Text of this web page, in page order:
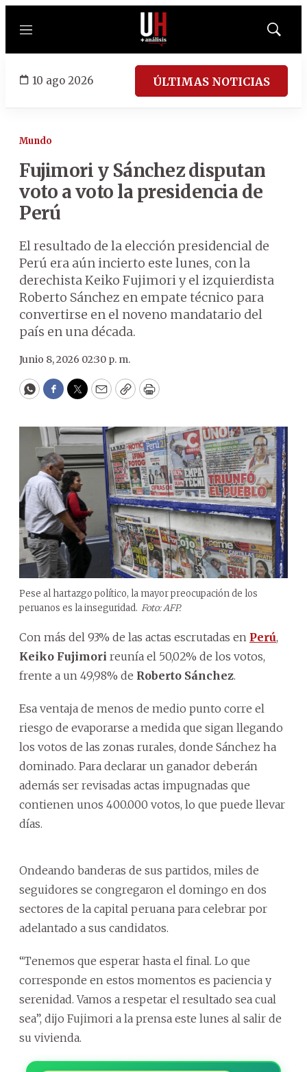
Menú
Mostrar
10 ago 2026 ÚLTIMAS NOTICIAS
Mundo
Fujimori y Sánchez disputan
voto a voto la presidencia de
Perú
El resultado de la elección presidencial de
Perú era aún incierto este lunes, con la
derechista Keiko Fujimori y el izquierdista
Roberto Sánchez en empate técnico para
convertirse en el noveno mandatario del
país en una década.
Junio 8, 2026 02:30 p. m.
WhatsApp
Facebook
Twitter
EmailCopyPrint
Pese al hartazgo político, la mayor preocupación de los
peruanos es la inseguridad. Foto: AFP.
Con más del 93% de las actas escrutadas en Perú,
Keiko Fujimori reunía el 50,02% de los votos,
frente a un 49,98% de Roberto Sánchez.
Esa ventaja de menos de medio punto corre el
riesgo de evaporarse a medida que sigan llegando
los votos de las zonas rurales, donde Sánchez ha
dominado. Para declarar un ganador deberán
además ser revisadas actas impugnadas que
contienen unos 400.000 votos, lo que puede llevar
días.
Ondeando banderas de sus partidos, miles de
seguidores se congregaron el domingo en dos
sectores de la capital peruana para celebrar por
adelantado a sus candidatos.
“Tenemos que esperar hasta el final. Lo que
corresponde en estos momentos es paciencia y
serenidad. Vamos a respetar el resultado sea cual
sea”, dijo Fujimori a la prensa este lunes al salir de
su vivienda.